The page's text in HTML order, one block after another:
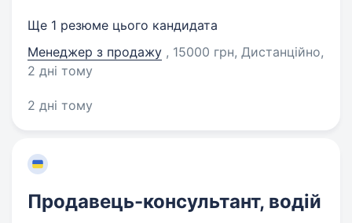
Ще 1 резюме цього кандидата
Менеджер з продажу , 15000 грн, Дистанційно,
2 дні тому
2 дні тому
Продавець-консультант, водій